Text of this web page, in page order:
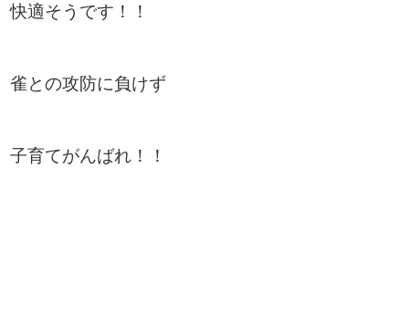
快適そうです！！
雀との攻防に負けず
子育てがんばれ！！